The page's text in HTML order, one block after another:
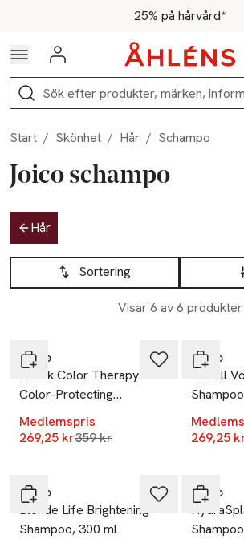
Hoppa till navigationsmenyn25% på hårvård*
För medlemmar - Shoppa
Logga in
Sök
Start / Skönhet / Hår / Schampo
Joico schampo
Hoppa till produktsidan
Hår
Hoppa till produktsidan
Sortering
Visar 6 av 6 produkter
Lista över produkter
Joico
K-Pak Color Therapy
Color-Protecting
Shampoo
Medlemspris
269,25 krLägsta pris 30 dagar
359 kr
Joico
JoiFull
269,25
Joico
Blonde Life Brightening
Shampoo, 300 ml
Joico